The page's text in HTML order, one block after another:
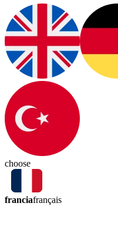
choose
franciafrançais